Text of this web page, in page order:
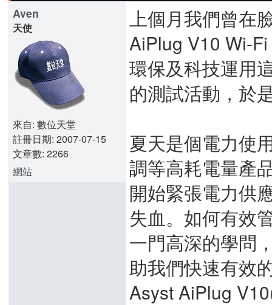
Aven
天使
來自: 數位天堂
註冊日期: 2007-07-15
文章數: 2266
網站
上個月我們曾在
AiPlug V10 Wi-
環保及科技運用
的測試活動，於
夏天是個電力使
調等高耗電量產
開始緊張電力供
失血。如何有效
一門高深的學問
助我們快速有效
Asyst AiPlug